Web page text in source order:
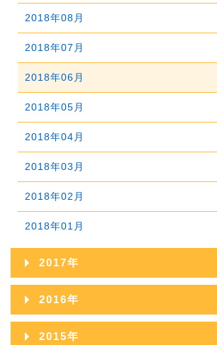
2024年01月
2023年02月
2023年01月
2022年03月
2022年02月
2022年01月
2021年04月
2021年03月
2021年02月
2021年01月
2020年06月
2020年05月
2020年04月
2020年03月
2020年02月
2020年01月
2018年08月
2018年07月
2018年06月
2018年05月
2018年04月
2018年03月
2018年02月
2018年01月
2017年
2017年12月
2017年11月
2016年
2016年12月
2015年